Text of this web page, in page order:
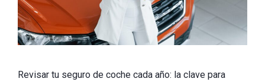
Revisar tu seguro de coche cada año: la clave para